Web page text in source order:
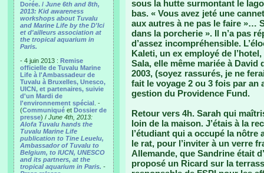
Dorée. / June 6th and 8th,
2013: Kid awareness
workshops about Tuvalu
and Marine Life by the D'Ici
et d'ailleurs association at
the tropical aquarium in
Paris.
- 4 juin 2013 : Remise
officielle de Tuvalu Marine
Life à l'Ambassadeur de
Tuvalu à Bruxelles, Unesco,
UICN, et partenaires, suivie
d'un Mardi de
l'environnement spécial . -
(Communiqué et Dossier de
presse) / June 4th, 2013:
Alofa Tuvalu hands the
Tuvalu Marine Life
publication to Tine Leuelu,
Ambassador of Tuvalu to
Belgium, to IUCN, UNESCO
and its partners, at the
tropical aquarium in Paris. -
sous la hutte surmontant le
bas. « Vous avez jeté une
aux autres à ne pas le faire »…
dans la porcherie ». Il n’a pas
d’assez incompréhensible.
Kaleti, un ex employé de
Sala, elle même mariée à David
2003, (soyez rassurés, je ne
fait le voyage 2 ou 3 fois par an
gestion du Providence Fund.
Retour vers 4h. Sarah qui
loin de la maison. J’étais à la
l’étudiant qui a occupé la
le rat, pour l’inviter à un verre
Allemande, que Sandrine était
proposé un Ricard sur la